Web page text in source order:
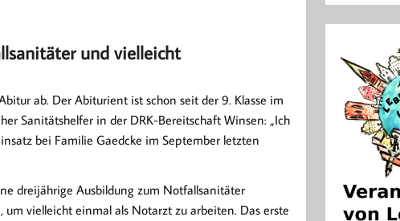
und vielleicht
ab. Der Abiturient ist schon seit der 9. Klasse im
Sanitätshelfer in der DRK-Bereitschaft Winsen: „Ich
bei Familie Gaedcke im September letzten
dreijährige Ausbildung zum Notfallsanitäter
vielleicht einmal als Notarzt zu arbeiten. Das erste